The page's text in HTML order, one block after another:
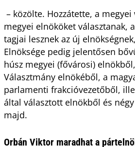
– közölte. Hozzátette, a
megyei elnököket választanak,
tagjai lesznek az új
Elnöksége pedig jelentősen
húsz megyei (fővárosi)
Választmány elnökéből, a
parlamenti frakcióvezetőből,
által választott elnökből és
majd.
Orbán Viktor maradhat a